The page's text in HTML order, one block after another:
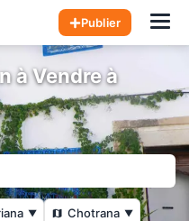
Publier
à Vendre à
▼ Chotrana ▼